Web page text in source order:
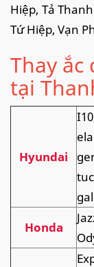
Hiệp, Tả
Tứ Hiệp, Vạn
Thay ắc
tại
Hyundai
Honda